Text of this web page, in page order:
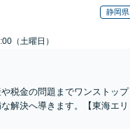
静岡県
（土曜日）
税金の問題までワンストップ
解決へ導きます。【東海エリ